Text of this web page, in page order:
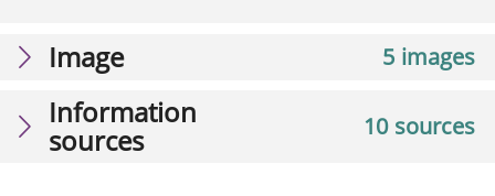
5 images
Image
10 sources
Information
sources